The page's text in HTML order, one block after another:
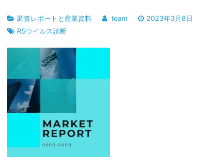
調査レポートと産業資料 team
2023年3月8日
RSウイルス診断